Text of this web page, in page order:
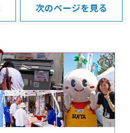
次のページを見る